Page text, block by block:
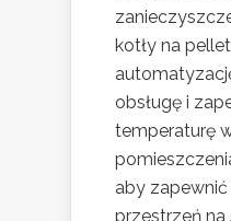
kotły na
obsługę i
temperaturę
aby
przestrzeń na